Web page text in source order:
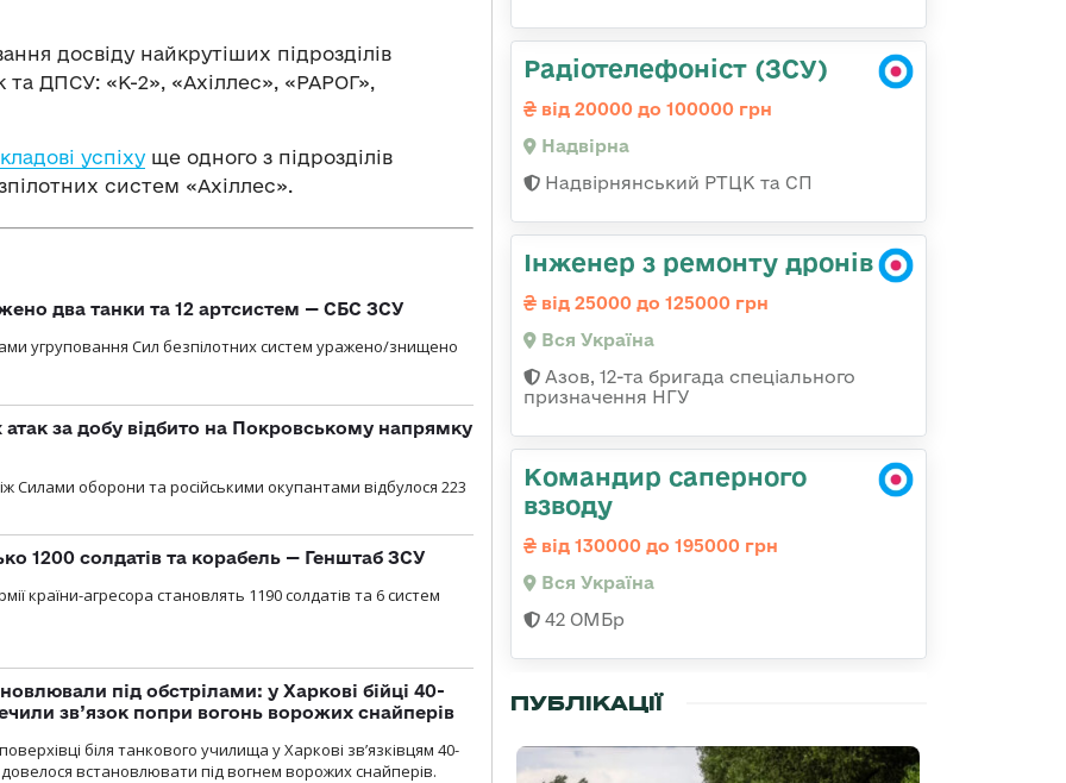
досвіду найкрутіших підрозділів
та ДПСУ: «К-2», «Ахіллес», «РАРОГ»,
успіху ще одного з підрозділів
систем «Ахіллес».
два танки та 12 артсистем — СБС ЗСУ
угруповання Сил безпілотних систем уражено/знищено
за добу відбито на Покровському напрямку
Силами оборони та російськими окупантами відбулося 223
1200 солдатів та корабель — Генштаб ЗСУ
країни-агресора становлять 1190 солдатів та 6 систем
під обстрілами: у Харкові бійці 40-
зв’язок попри вогонь ворожих снайперів
біля танкового училища у Харкові зв’язківцям 40-
довелося встановлювати під вогнем ворожих снайперів.
Радіотелефоніст (ЗСУ)
від 20000 до 100000 грн
Надвірна
Надвірнянський РТЦК та СП
Інженер з ремонту дронів
від 25000 до 125000 грн
Вся Україна
Азов, 12-та бригада спеціального
призначення НГУ
Командир саперного
взводу
від 130000 до 195000 грн
Вся Україна
42 ОМБр
ПУБЛІКАЦІЇ